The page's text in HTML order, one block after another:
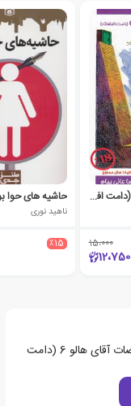
افاضات آقای هالو 7 (دامت افاضاته)
15،000
12،750
حاشیه های حوا
ناهید نوری
٪15
اولین نفری باشید که نظر خود را درباره "کتاب افاضات آقای هالو 6 (دامت